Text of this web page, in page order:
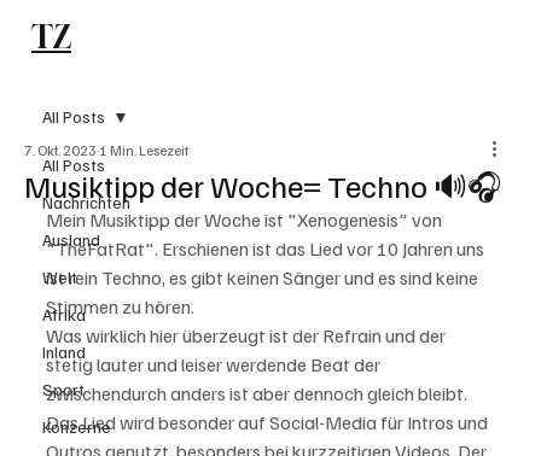
TZ
All Posts
Nachrichten
Ausland
Welt
Afrika
Inland
Sport
Konzerne
All Posts
Musiktipp der Woche= Techno 🔊🎧
7. Okt. 2023 1 Min. Lesezeit
Mein Musiktipp der Woche ist "Xenogenesis" von
"TheFatRat". Erschienen ist das Lied vor 10 Jahren uns
ist rein Techno, es gibt keinen Sänger und es sind keine
Stimmen zu hören.
Was wirklich hier überzeugt ist der Refrain und der
stetig lauter und leiser werdende Beat der
zwischendurch anders ist aber dennoch gleich bleibt.
Das Lied wird besonder auf Social-Media für Intros und
Outros genutzt, besonders bei kurzzeitigen Videos. Der